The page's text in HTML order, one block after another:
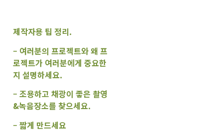
제작자용 팁 정리.
– 여러분의 프로젝트와 왜 프
로젝트가 여러분에게 중요한
지 설명하세요.
– 조용하고 채광이 좋은 촬영
&녹음장소를 찾으세요.
– 짧게 만드세요